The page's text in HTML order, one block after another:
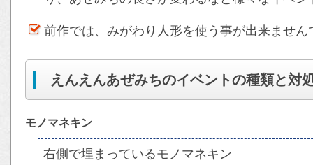
前作では、みがわり人形を使う事が出来ませ
えんえんあぜみちのイベントの種類と対
モノマネキン
右側で埋まっているモノマネキン